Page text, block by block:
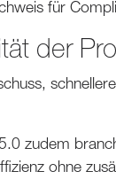
für
der
zudem
ohne